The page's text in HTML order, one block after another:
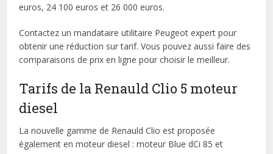
euros, 24 100 euros et 26 000 euros.
Contactez un mandataire utilitaire Peugeot expert pour
obtenir une réduction sur tarif. Vous pouvez aussi faire des
comparaisons de prix en ligne pour choisir le meilleur.
Tarifs de la Renauld Clio 5 moteur
diesel
La nouvelle gamme de Renauld Clio est proposée
également en moteur diesel : moteur Blue dCi 85 et